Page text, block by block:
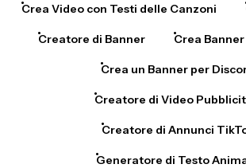
Crea Video con Testi delle Canzoni
Creatore di Banner Crea
Crea un Banner per
Creatore di Video
Creatore di Annunci
Generatore di Testo